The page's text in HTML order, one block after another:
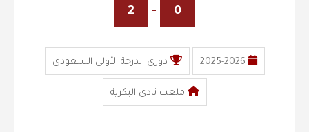
0
-
2
2025-2026 دوري الدرجة الأولى السعودي
ملعب نادي البكرية